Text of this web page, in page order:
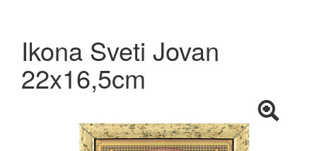
Ikona Sveti Jovan
22x16,5cm